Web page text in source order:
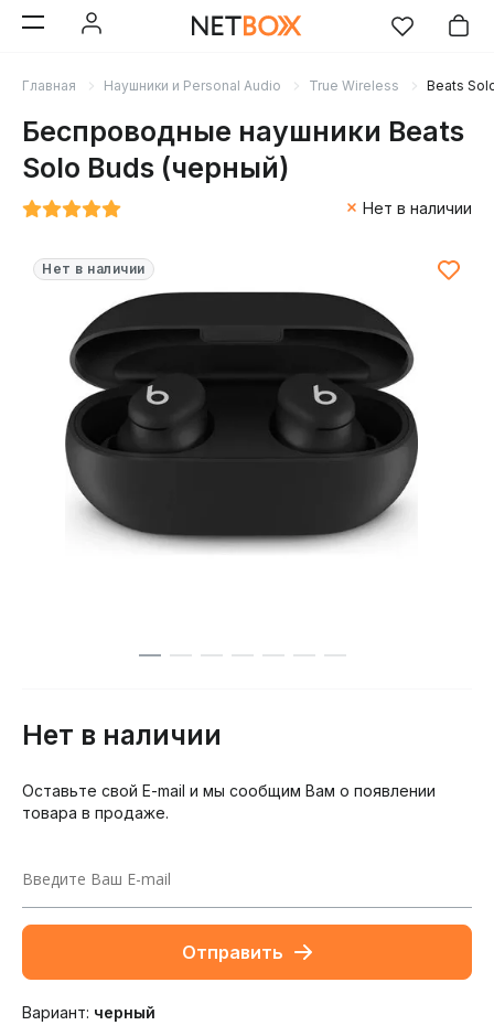
Главная Наушники и Personal Audio True Wireless Beats
Беспроводные наушники Beats
Solo Buds (черный)
Нет в наличии
Нет в наличии
Нет в наличии
Оставьте свой E-mail и мы сообщим Вам о появлении
товара в продаже.
Отправить
Вариант: черный